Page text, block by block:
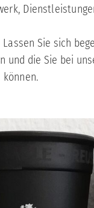
Sie sich
und die Sie bei
können.